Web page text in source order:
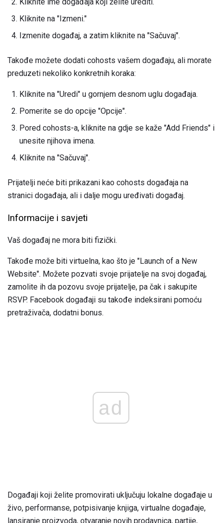
Kliknite na "Izmeni."
Izmenite događaj, a zatim kliknite na "Sačuvaj".
Takođe možete dodati cohosts vašem događaju, ali morate
preduzeti nekoliko konkretnih koraka:
Kliknite na "Uredi" u gornjem desnom uglu događaja.
Pomerite se do opcije "Opcije".
Pored cohosts-a, kliknite na gdje se kaže "Add Friends" i
unesite njihova imena.
Kliknite na "Sačuvaj".
Prijatelji neće biti prikazani kao cohosts događaja na
stranici događaja, ali i dalje mogu uređivati ​​događaj.
Informacije i savjeti
Vaš događaj ne mora biti fizički.
Takođe može biti virtuelna, kao što je "Launch of a New
Website". Možete pozvati svoje prijatelje na svoj događaj,
zamolite ih da pozovu svoje prijatelje, pa čak i sakupite
RSVP. Facebook događaji su takođe indeksirani pomoću
pretraživača, dodatni bonus.
ad
Događaji koji želite promovirati uključuju lokalne događaje u
živo, performanse, potpisivanje knjiga, virtualne događaje,
lansiranje proizvoda, otvaranje novih prodavnica, partije,